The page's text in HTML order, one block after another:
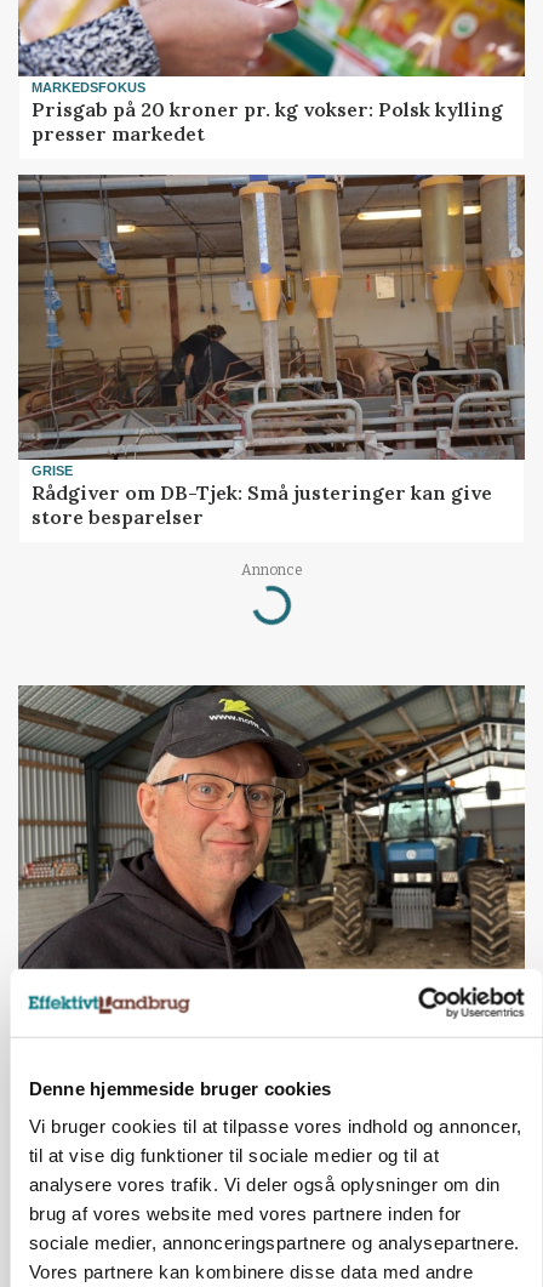
Denne hjemmeside bruger cookies
Vi bruger cookies til at tilpasse vores indhold og annoncer,
til at vise dig funktioner til sociale medier og til at
analysere vores trafik. Vi deler også oplysninger om din
brug af vores website med vores partnere inden for
sociale medier, annonceringspartnere og analysepartnere.
Vores partnere kan kombinere disse data med andre
MARKEDSFOKUS
Prisgab på 20 kroner pr. kg vokser: Polsk kylling
presser markedet
GRISE
Rådgiver om DB-Tjek: Små justeringer kan give
store besparelser
Annonce
Loading...
»Nu stopper I«: Landbrugsdebattør og